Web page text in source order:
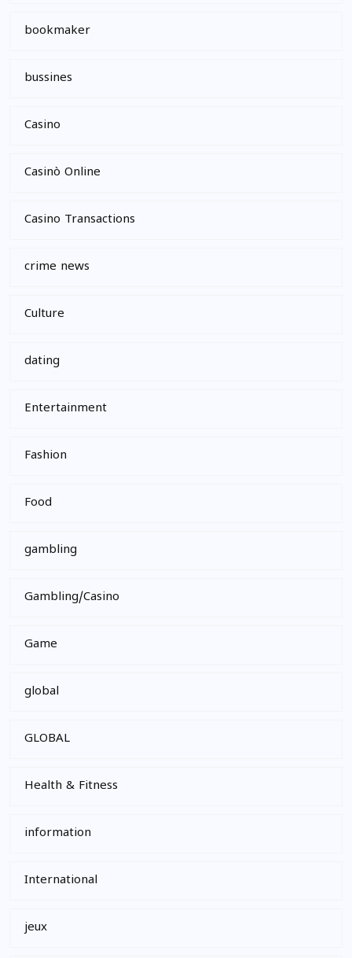
bookmaker
bussines
Casino
Casinò Online
Casino Transactions
crime news
Culture
dating
Entertainment
Fashion
Food
gambling
Gambling/Casino
Game
global
GLOBAL
Health & Fitness
information
International
jeux